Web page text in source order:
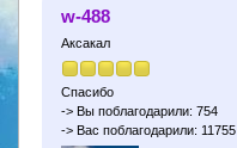
w-488
Аксакал
Спасибо
-> Вы поблагодарили: 754
-> Вас поблагодарили: 11755